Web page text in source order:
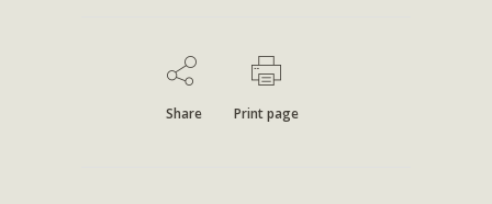
Share Print page